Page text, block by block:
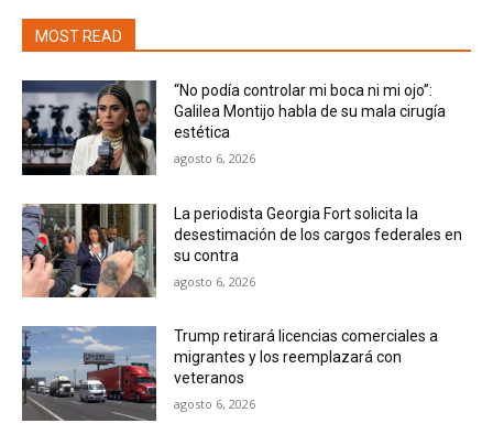
MOST READ
“No podía controlar mi boca ni mi ojo”:
Galilea Montijo habla de su mala cirugía
estética
agosto 6, 2026
La periodista Georgia Fort solicita la
desestimación de los cargos federales en
su contra
agosto 6, 2026
Trump retirará licencias comerciales a
migrantes y los reemplazará con
veteranos
agosto 6, 2026